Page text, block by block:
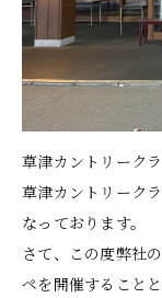
草津カントリーク
草津カントリーク
なっております。
さて、この度弊社
ペを開催すること